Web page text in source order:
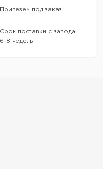
Привезем под заказ
Срок поставки с завода
6-8 недель